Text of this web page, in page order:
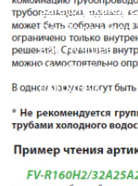
Подберем для
вас лучшее
решение на
выгодных